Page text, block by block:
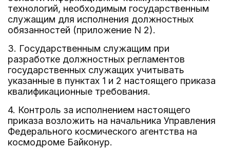
технологий, необходимым государственным
служащим для исполнения должностных
обязанностей (приложение N 2).
3. Государственным служащим при
разработке должностных регламентов
государственных служащих учитывать
указанные в пунктах 1 и 2 настоящего приказа
квалификационные требования.
4. Контроль за исполнением настоящего
приказа возложить на начальника Управления
Федерального космического агентства на
космодроме Байконур.